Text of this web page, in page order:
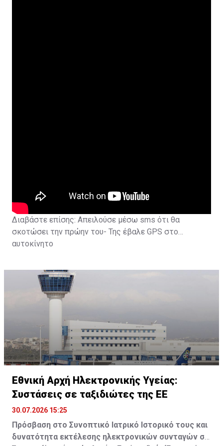
Διαβάστε επίσης: Απειλούσε μέσω sms ότι θα
σκοτώσει την πρώην του- Της έβαλε GPS στο
αυτοκίνητο
Εθνική Αρχή Ηλεκτρονικής Υγείας:
Συστάσεις σε ταξιδιώτες της ΕΕ
30.07.2026 15:25
Πρόσβαση στο Συνοπτικό Ιατρικό Ιστορικό τους και
δυνατότητα εκτέλεσης ηλεκτρονικών συνταγών σε